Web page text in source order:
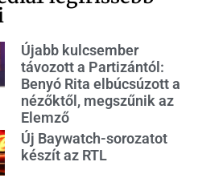
Újabb kulcsember
távozott a Partizántól:
Benyó Rita elbúcsúzott a
nézőktől, megszűnik az
Elemző
Új Baywatch-sorozatot
készít az RTL